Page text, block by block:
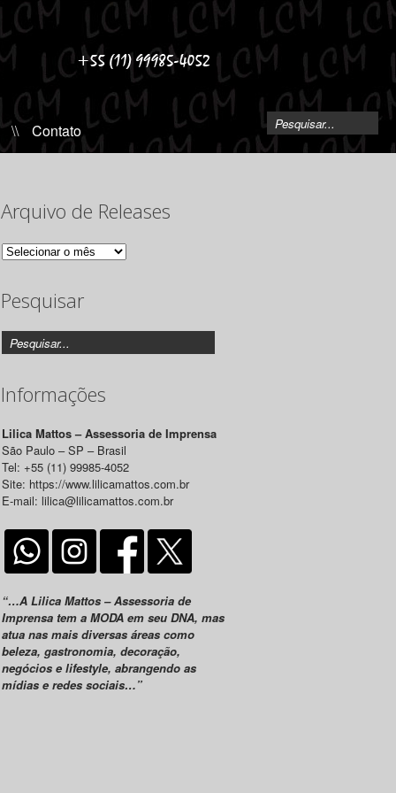
\\ Contato
Arquivo de Releases
Arquivo
Pesquisar
Informações
Lilica Mattos – Assessoria de Imprensa
São Paulo – SP – Brasil
Tel: +55 (11) 99985-4052
Site: https://www.lilicamattos.com.br
E-mail: lilica@lilicamattos.com.br
“…A Lilica Mattos – Assessoria de
Imprensa tem a MODA em seu DNA, mas
atua nas mais diversas áreas como
beleza, gastronomia, decoração,
negócios e lifestyle, abrangendo as
mídias e redes sociais…”